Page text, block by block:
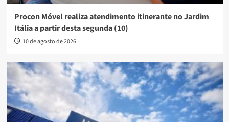
Procon Móvel realiza atendimento itinerante no Jardim
Itália a partir desta segunda (10)
10 de agosto de 2026